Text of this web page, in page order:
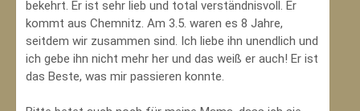
bekehrt. Er ist sehr lieb und total verständnisvoll. Er
kommt aus Chemnitz. Am 3.5. waren es 8 Jahre,
seitdem wir zusammen sind. Ich liebe ihn unendlich und
ich gebe ihn nicht mehr her und das weiß er auch! Er ist
das Beste, was mir passieren konnte.